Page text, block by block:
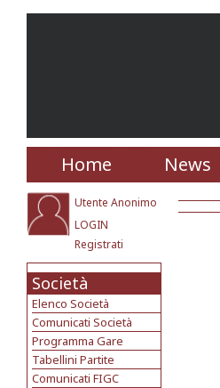
Home News
Utente Anonimo
LOGIN
Registrati
Società
Elenco Società
Comunicati Società
Programma Gare
Tabellini Partite
Comunicati FIGC